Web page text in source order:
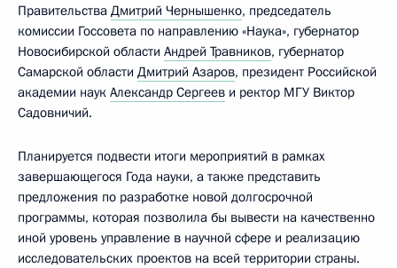
Правительства Дмитрий Чернышенко, председатель
комиссии Госсовета по направлению «Наука», губернатор
Новосибирской области Андрей Травников, губернатор
Самарской области Дмитрий Азаров, президент Российской
академии наук Александр Сергеев и ректор МГУ Виктор
Садовничий.
Планируется подвести итоги мероприятий в рамках
завершающегося Года науки, а также представить
предложения по разработке новой долгосрочной
программы, которая позволила бы вывести на качественно
иной уровень управление в научной сфере и реализацию
исследовательских проектов на всей территории страны.